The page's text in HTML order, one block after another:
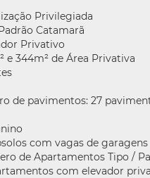
Privilegiada
Catamarã
Privativo
e 344m² de Área Privativa
de pavimentos: 27
com vagas de
de Apartamentos Tipo /
com elevador